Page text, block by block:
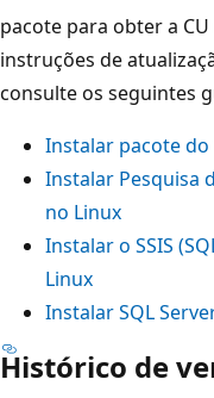
pacote para obter a
instruções de
consulte os seguintes
Instalar pacote do
Instalar Pesquisa
no Linux
Instalar o SSIS
Linux
Instalar SQL
Histórico de